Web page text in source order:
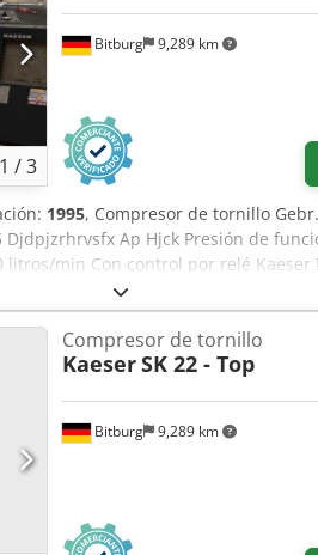
1 /3
Bitburg 9,289 km
1995, Compresor de tornillo
Ap Hjck Presión de
min Con control por relé Kaeser
(medidas sin conexiones). Peso: 270
-
Bitburg 9,289 km
Compresor de tornillo
KaeserSK 22 - Top